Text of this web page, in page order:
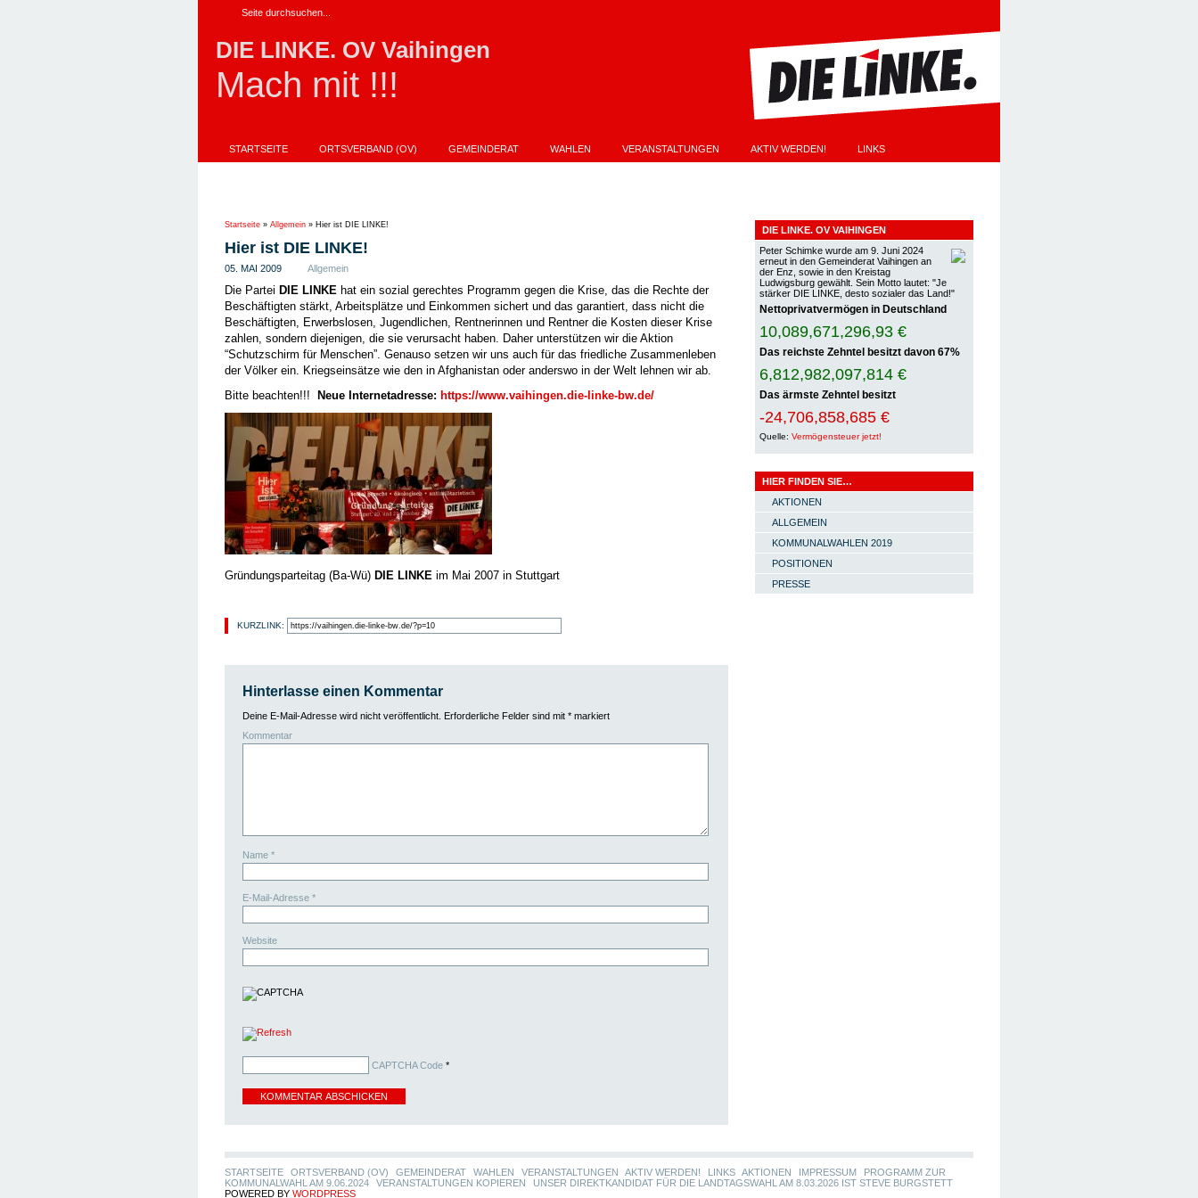
DIE LINKE. OV Vaihingen
Mach mit !!!
STARTSEITE ORTSVERBAND (OV) GEMEINDERAT WAHLEN VERANSTALTUNGEN AKTIV WERDEN! LINKS
Startseite » Allgemein » Hier ist DIE LINKE!
Hier ist DIE LINKE!
05. MAI 2009 Allgemein
Die Partei DIE LINKE hat ein sozial gerechtes Programm gegen die Krise, das die Rechte der
Beschäftigten stärkt, Arbeitsplätze und Einkommen sichert und das garantiert, dass nicht die
Beschäftigten, Erwerbslosen, Jugendlichen, Rentnerinnen und Rentner die Kosten dieser Krise
zahlen, sondern diejenigen, die sie verursacht haben. Daher unterstützen wir die Aktion
“Schutzschirm für Menschen”. Genauso setzen wir uns auch für das friedliche Zusammenleben
der Völker ein. Kriegseinsätze wie den in Afghanistan oder anderswo in der Welt lehnen wir ab.
Bitte beachten!!!
Neue Internetadresse: https://www.vaihingen.die-linke-bw.de/
Gründungsparteitag (Ba-Wü) DIE LINKE im Mai 2007 in Stuttgart
KURZLINK:
Hinterlasse einen Kommentar
Deine E-Mail-Adresse wird nicht veröffentlicht. Erforderliche Felder sind mit * markiert
Kommentar
Name *
E-Mail-Adresse *
Website
CAPTCHA Code *
DIE LINKE. OV VAIHINGEN
Peter Schimke wurde am 9. Juni 2024
erneut in den Gemeinderat Vaihingen an
der Enz, sowie in den Kreistag
Ludwigsburg gewählt. Sein Motto lautet: "Je
stärker DIE LINKE, desto sozialer das Land!"
Nettoprivatvermögen in Deutschland
10,089,671,298,70 €
Das reichste Zehntel besitzt davon 67%
6,812,982,099,232 €
Das ärmste Zehntel besitzt
-24,706,858,693 €
Quelle: Vermögensteuer jetzt!
HIER FINDEN SIE…
AKTIONEN
ALLGEMEIN
KOMMUNALWAHLEN 2019
POSITIONEN
PRESSE
STARTSEITE ORTSVERBAND (OV) GEMEINDERAT WAHLEN VERANSTALTUNGEN AKTIV WERDEN! LINKS AKTIONEN IMPRESSUM
PROGRAMM ZUR
KOMMUNALWAHL AM 9.06.2024
VERANSTALTUNGEN KOPIEREN
UNSER DIREKTKANDIDAT FÜR DIE LANDTAGSWAHL AM 8.03.2026 IST STEVE BURGSTETT
POWERED BY WORDPRESS